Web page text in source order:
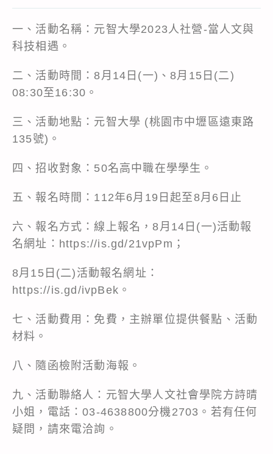
一、活動名稱：元智大學2023人社營-當人文與
科技相遇。
二、活動時間：8月14日(一)、8月15日(二)
08:30至16:30。
三、活動地點：元智大學 (桃園市中壢區遠東路
135號)。
四、招收對象：50名高中職在學學生。
五、報名時間：112年6月19日起至8月6日止
六、報名方式：線上報名，8月14日(一)活動報
名網址： https://is.gd/21vpPm ；
8月15日(二)活動報名網址：
https://is.gd/ivpBek 。
七、活動費用：免費，主辦單位提供餐點、活動
材料。
八、隨函檢附活動海報。
九、活動聯絡人：元智大學人文社會學院方詩晴
小姐，電話：03-4638800分機2703。若有任何
疑問，請來電洽詢。